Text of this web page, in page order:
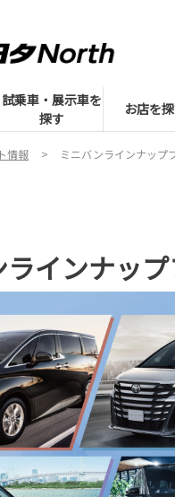
試乗車・展示車を
探す
お店を
情報 ミニバンラインナップ
ラインナッ